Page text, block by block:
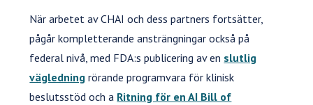
När arbetet av CHAI och dess partners fortsätter,
pågår kompletterande ansträngningar också på
federal nivå, med FDA:s publicering av en slutlig
vägledning rörande programvara för klinisk
beslutsstöd och a Ritning för en AI Bill of